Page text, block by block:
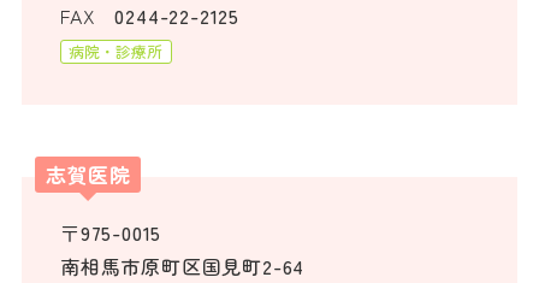
FAX
0244-22-2125
病院・診療所
志賀医院
〒975-0015
南相馬市原町区国見町2-64